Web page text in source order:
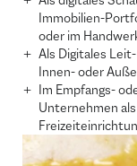
Immobilien-
oder im
Als Digitales
Innen- oder
Im Empfangs-
Unternehmen